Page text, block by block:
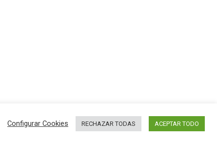
Configurar Cookies RECHAZAR TODAS ACEPTAR TODO